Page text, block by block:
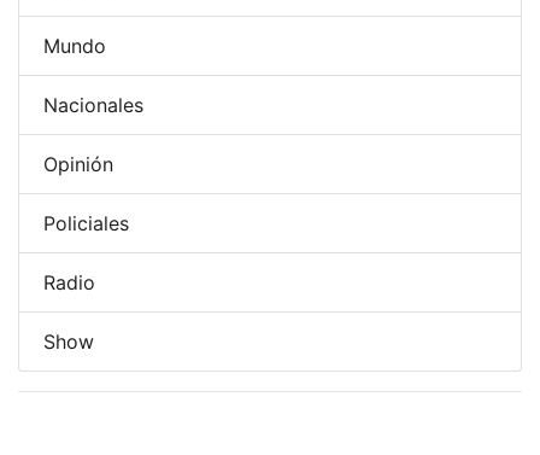
Mundo
Nacionales
Opinión
Policiales
Radio
Show